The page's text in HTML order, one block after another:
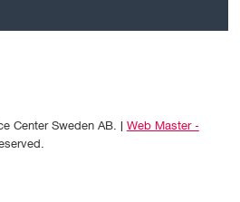
Center Sweden AB. | Web Master -